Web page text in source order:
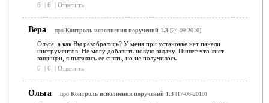
6
| 6 | Ответить
Вера про Контроль исполнения поручений 1.3[24-09-2010]
Ольга, а как Вы разобрались? У меня при установке нет панели
инструментов. Не могу добавить новую задачу. Пишет что лист
защищен, я пыталась ее снять, но не получилось.
6
| 6 | Ответить
Ольга про Контроль исполнения поручений 1.3[17-06-2010]